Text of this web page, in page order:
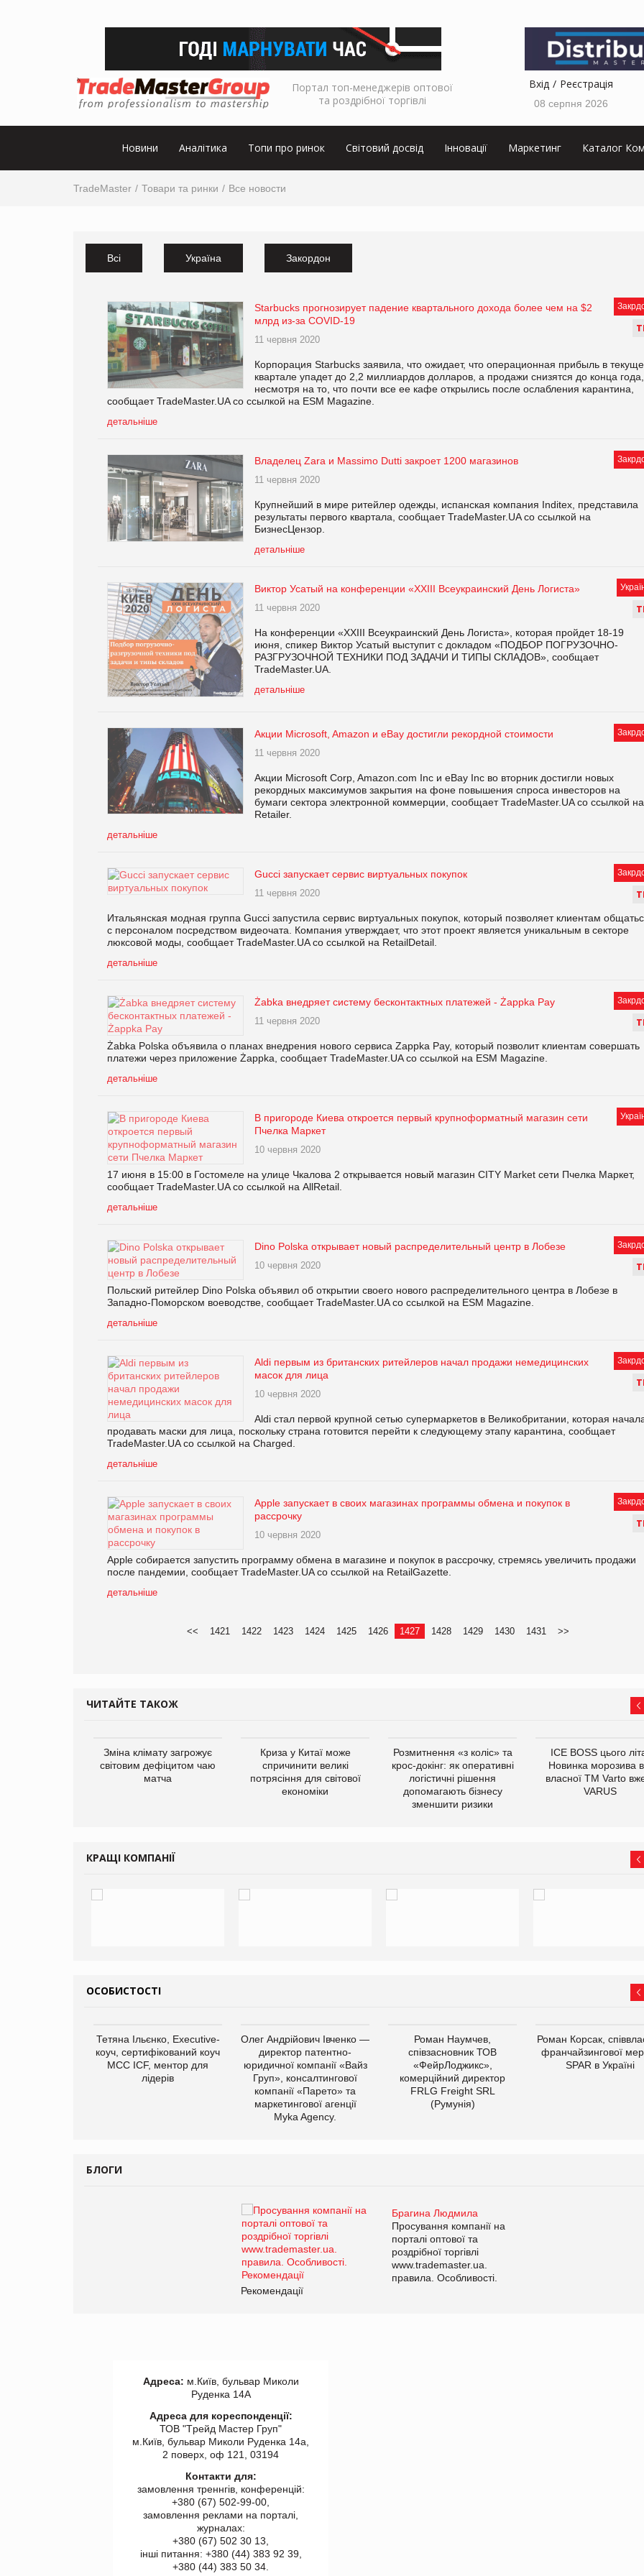
Портал топ-менеджерів оптової
та роздрібної торгівлі
Вхід Реєстрація
08 серпня 2026
Новини Аналітика Топи про ринок Світовий досвід Інновації Маркетинг Каталог
TradeMaster Товари та ринки Все новости
Всі Україна Закордон
Т
Starbucks прогнозирует падение квартального дохода более чем на $2
млрд из-за COVID-19
11 червня 2020
Корпорация Starbucks заявила, что ожидает, что операционная прибыль в
квартале упадет до 2,2 миллиардов долларов, а продажи снизятся до конца года,
несмотря на то, что почти все ее кафе открылись после ослабления карантина,
сообщает TradeMaster.UA со ссылкой на ESM Magazine.
детальніше
Владелец Zara и Massimo Dutti закроет 1200 магазинов
11 червня 2020
Крупнейший в мире ритейлер одежды, испанская компания Inditex, представила
результаты первого квартала, сообщает TradeMaster.UA со ссылкой на
БизнесЦензор.
детальніше
Т
Виктор Усатый на конференции «XXIII Всеукраинский День Логиста»
11 червня 2020
На конференции «XXIII Всеукраинский День Логиста», которая пройдет 18-19
июня, спикер Виктор Усатый выступит с докладом «ПОДБОР ПОГРУЗОЧНО-
РАЗГРУЗОЧНОЙ ТЕХНИКИ ПОД ЗАДАЧИ И ТИПЫ СКЛАДОВ», сообщает
TradeMaster.UA.
детальніше
Акции Microsoft, Amazon и eBay достигли рекордной стоимости
11 червня 2020
Акции Microsoft Corp, Amazon.com Inc и eBay Inc во вторник достигли новых
рекордных максимумов закрытия на фоне повышения спроса инвесторов на
бумаги сектора электронной коммерции, сообщает TradeMaster.UA со ссылкой на
Retailer.
детальніше
Т
Gucci запускает сервис виртуальных покупок
11 червня 2020
Итальянская модная группа Gucci запустила сервис виртуальных покупок, который позволяет клиентам
с персоналом посредством видеочата. Компания утверждает, что этот проект является уникальным в секторе
люксовой моды, сообщает TradeMaster.UA со ссылкой на RetailDetail.
детальніше
Т
Żabka внедряет систему бесконтактных платежей - Żappka Pay
11 червня 2020
Żabka Polska объявила о планах внедрения нового сервиса Zappka Pay, который позволит клиентам совершать
платежи через приложение Żappka, сообщает TradeMaster.UA со ссылкой на ESM Magazine.
детальніше
В пригороде Киева откроется первый крупноформатный магазин сети
Пчелка Маркет
10 червня 2020
17 июня в 15:00 в Гостомеле на улице Чкалова 2 открывается новый магазин CITY Market сети Пчелка Маркет,
сообщает TradeMaster.UA со ссылкой на AllRetail.
детальніше
Т
Dino Polska открывает новый распределительный центр в Лобезе
10 червня 2020
Польский ритейлер Dino Polska объявил об открытии своего нового распределительного центра в Лобезе в
Западно-Поморском воеводстве, сообщает TradeMaster.UA со ссылкой на ESM Magazine.
детальніше
Т
Aldi первым из британских ритейлеров начал продажи немедицинских
масок для лица
10 червня 2020
Aldi стал первой крупной сетью супермаркетов в Великобритании, которая
продавать маски для лица, поскольку страна готовится перейти к следующему этапу карантина, сообщает
TradeMaster.UA со ссылкой на Charged.
детальніше
Т
Apple запускает в своих магазинах программы обмена и покупок в
рассрочку
10 червня 2020
Apple собирается запустить программу обмена в магазине и покупок в рассрочку, стремясь увеличить продажи
после пандемии, сообщает TradeMaster.UA со ссылкой на RetailGazette.
детальніше
<< 1421 1422 1423 1424 1425 1426 1427 1428 1429 1430 1431 >>
ЧИТАЙТЕ ТАКОЖ
Зміна клімату загрожує
світовим дефіцитом чаю
матча
Криза у Китаї може
спричинити великі
потрясіння для світової
економіки
Розмитнення «з коліс» та
крос-докінг: як оперативні
логістичні рішення
допомагають бізнесу
зменшити ризики
ICE BOSS цього
Новинка морозива
власної ТМ Varto
VARUS
КРАЩІ КОМПАНІЇ
ОСОБИСТОСТІ
Тетяна Ільєнко, Executive-
коуч, сертифікований коуч
МСС ICF, ментор для
лідерів
Олег Андрійович Івченко —
директор патентно-
юридичної компанії «Вайз
Груп», консалтингової
компанії «Парето» та
маркетингової агенції
Myka Agency.
Роман Наумчев,
співзасновник ТОВ
«ФейрЛоджикс»,
комерційний директор
FRLG Freight SRL
(Румунія)
Роман Корсак,
франчайзингової
SPAR в Україні
БЛОГИ
Брагина Людмила
Просування компанії на
порталі оптової та
роздрібної торгівлі
www.trademaster.ua.
правила. Особливості.
Рекомендації
Адреса: м.Київ, бульвар Миколи
Руденка 14А
Адреса для кореспонденції:
ТОВ "Tрейд Мастер Груп"
м.Київ, бульвар Миколи Руденка 14а,
2 поверх, оф 121, 03194
Контакти для:
замовлення треннгів, конференцій:
+380 (67) 502-99-00,
замовлення реклами на порталі,
журналах:
+380 (67) 502 30 13,
інші питання: +380 (44) 383 92 39,
+380 (44) 383 50 34.